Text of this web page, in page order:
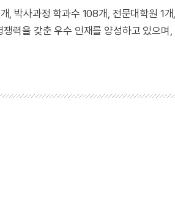
, 박사과정 학과수 108개, 전문대학원 1
력을 갖춘 우수 인재를 양성하고 있으며